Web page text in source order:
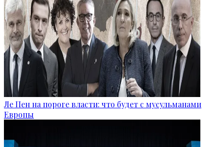
Ле Пен на пороге власти: что будет с мусульманами
Европы